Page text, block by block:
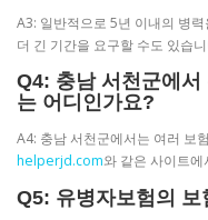
A3: 일반적으로 5년 이내의 병
더 긴 기간을 요구할 수도 있습
Q4: 충남 서천군에
는 어디인가요?
A4: 충남 서천군에서는 여러 보
helperjd.com와 같은 사이트
Q5: 유병자보험의